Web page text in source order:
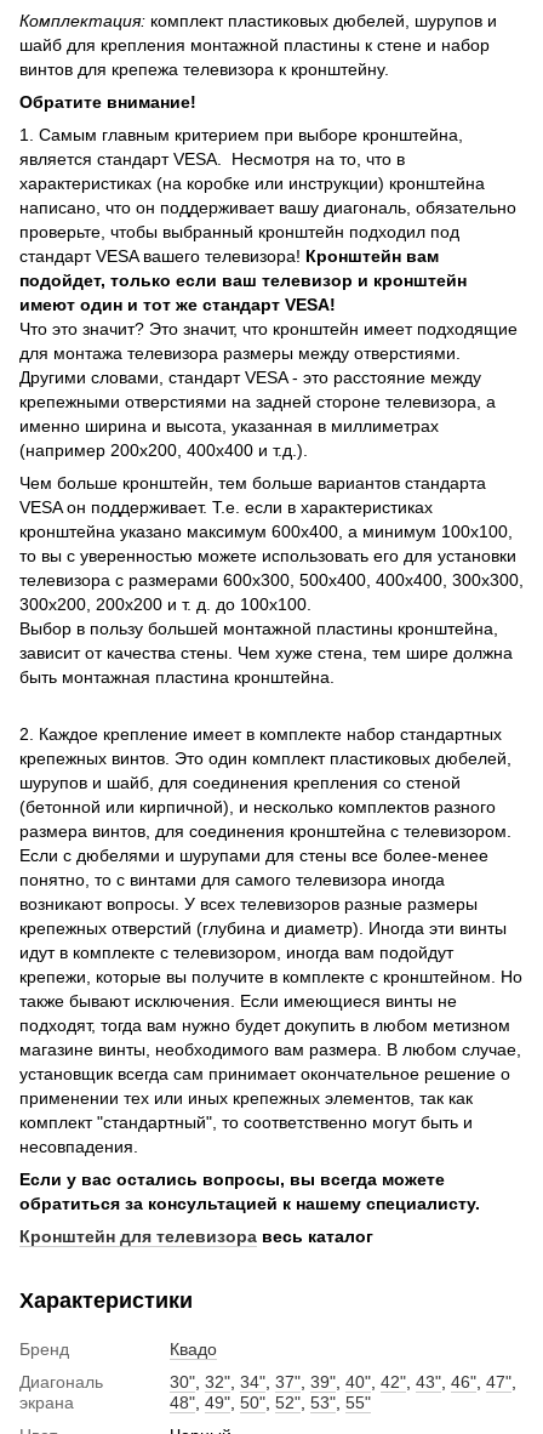
Комплектация: комплект пластиковых дюбелей, шурупов и
шайб для крепления монтажной пластины к стене и набор
винтов для крепежа телевизора к кронштейну.
Обратите внимание!
1. Самым главным критерием при выборе кронштейна,
является стандарт VESA. Несмотря на то, что в
характеристиках (на коробке или инструкции) кронштейна
написано, что он поддерживает вашу диагональ, обязательно
проверьте, чтобы выбранный кронштейн подходил под
стандарт VESA вашего телевизора! Кронштейн вам
подойдет, только если ваш телевизор и кронштейн
имеют один и тот же стандарт VESA!
Что это значит? Это значит, что кронштейн имеет подходящие
для монтажа телевизора размеры между отверстиями.
Другими словами, стандарт VESA - это расстояние между
крепежными отверстиями на задней стороне телевизора, а
именно ширина и высота, указанная в миллиметрах
(например 200х200, 400х400 и т.д.).
Чем больше кронштейн, тем больше вариантов стандарта
VESA он поддерживает. Т.е. если в характеристиках
кронштейна указано максимум 600х400, а минимум 100х100,
то вы с уверенностью можете использовать его для установки
телевизора с размерами 600х300, 500х400, 400х400, 300х300,
300х200, 200х200 и т. д. до 100х100.
Выбор в пользу большей монтажной пластины кронштейна,
зависит от качества стены. Чем хуже стена, тем шире должна
быть монтажная пластина кронштейна.
2. Каждое крепление имеет в комплекте набор стандартных
крепежных винтов. Это один комплект пластиковых дюбелей,
шурупов и шайб, для соединения крепления со стеной
(бетонной или кирпичной), и несколько комплектов разного
размера винтов, для соединения кронштейна с телевизором.
Если с дюбелями и шурупами для стены все более-менее
понятно, то с винтами для самого телевизора иногда
возникают вопросы. У всех телевизоров разные размеры
крепежных отверстий (глубина и диаметр). Иногда эти винты
идут в комплекте с телевизором, иногда вам подойдут
крепежи, которые вы получите в комплекте с кронштейном. Но
также бывают исключения. Если имеющиеся винты не
подходят, тогда вам нужно будет докупить в любом метизном
магазине винты, необходимого вам размера. В любом случае,
установщик всегда сам принимает окончательное решение о
применении тех или иных крепежных элементов, так как
комплект "стандартный", то соответственно могут быть и
несовпадения.
Если у вас остались вопросы, вы всегда можете
обратиться за консультацией к нашему специалисту.
Кронштейн для телевизора весь каталог
Характеристики
Бренд
Квадо
Диагональ
экрана
30" 32" 34" 37" 39" 40" 42" 43" 46" 47"
48" 49" 50" 52" 53" 55"